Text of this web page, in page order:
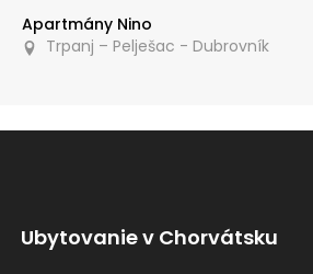
Apartmány Nino
Trpanj – Pelješac - Dubrovník
Ubytovanie v Chorvátsku